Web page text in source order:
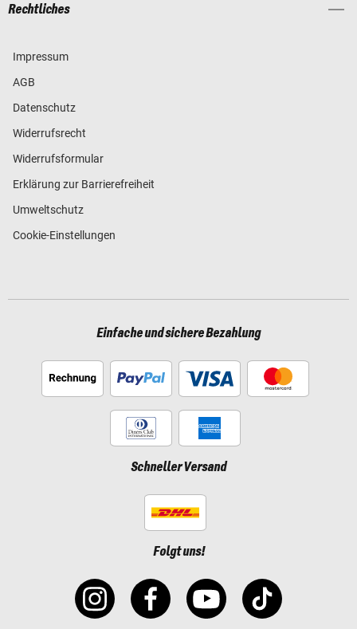
Rechtliches
Impressum
AGB
Datenschutz
Widerrufsrecht
Widerrufsformular
Erklärung zur Barrierefreiheit
Umweltschutz
Cookie-Einstellungen
Einfache und sichere Bezahlung
Schneller Versand
Folgt uns!